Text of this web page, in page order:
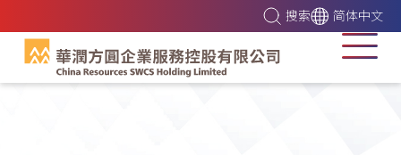
搜索 简体中文